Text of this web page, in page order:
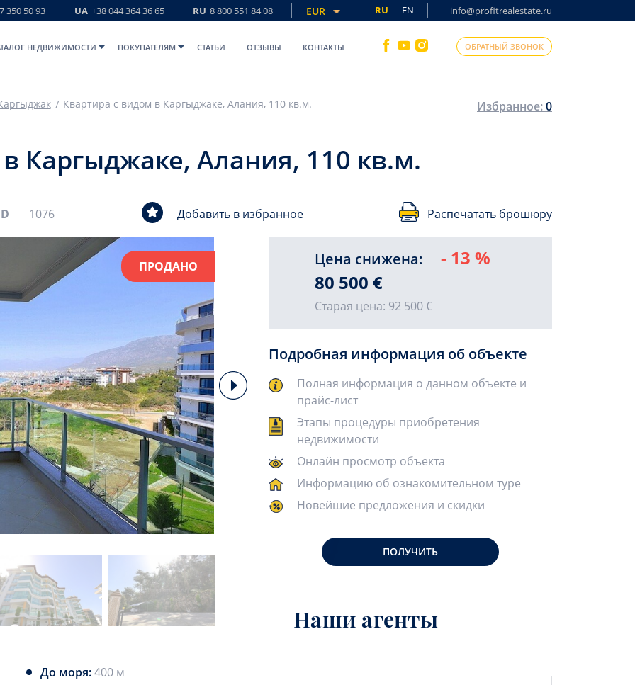
350 50 93 UA +38 044 364 36 65 RU 8 800 551 84 08 EUR RU EN info@profitrealestate.ru
НЕДВИЖИМОСТИ ПОКУПАТЕЛЯМ СТАТЬИ ОТЗЫВЫ КОНТАКТЫ ОБРАТНЫЙ ЗВОНОК
Квартира с видом в Каргыджаке, Алания, 110 кв.м. Избранное:0
Каргыджаке, Алания, 110 кв.м.
1076 Добавить в избранное Распечатать брошюру
ПРОДАНО
До моря:400 м
Цена снижена:
- 13 %
80 500 €
Старая цена: 92 500 €
Подробная информация об объекте
Полная информация о данном объекте и
прайс-лист
Этапы процедуры приобретения
недвижимости
Онлайн просмотр объекта
Информацию об ознакомительном туре
Новейшие предложения и скидки
ПОЛУЧИТЬ
Наши агенты